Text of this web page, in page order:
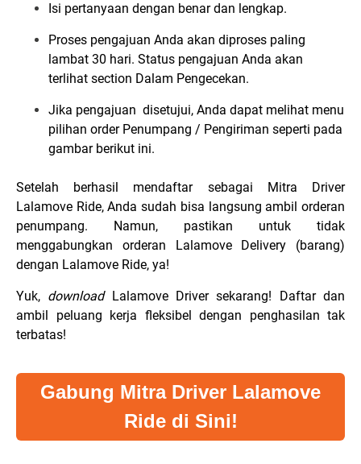
Isi pertanyaan dengan benar dan lengkap.
Proses pengajuan Anda akan diproses paling
lambat 30 hari. Status pengajuan Anda akan
terlihat section Dalam Pengecekan.
Jika pengajuan disetujui, Anda dapat melihat menu
pilihan order Penumpang / Pengiriman seperti pada
gambar berikut ini.
Setelah berhasil mendaftar sebagai Mitra Driver
Lalamove Ride, Anda sudah bisa langsung ambil orderan
penumpang. Namun, pastikan untuk tidak
menggabungkan orderan Lalamove Delivery (barang)
dengan Lalamove Ride, ya!
Yuk, download Lalamove Driver sekarang! Daftar dan
ambil peluang kerja fleksibel dengan penghasilan tak
terbatas!
Gabung Mitra Driver Lalamove
Ride di Sini!